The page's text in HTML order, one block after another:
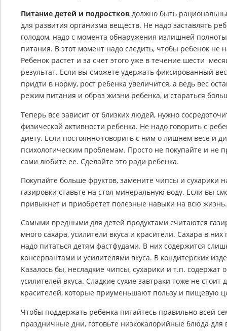
Питание детей и подростков должно быть
для развития организма веществ. Не надо заставлять
голодом, надо с момента обнаружения излишней
питания. В этот момент надо следить, чтобы ребенок
Ребенок растет и за счет этого уже в течение шести
результат. Если вы сможете удержать фиксированный
придти в норму, рост ребенка увеличится, а ведь вес
режим питания и образ жизни ребенка, и стараться
Теперь все зависит от близких людей, нужно
физической активности ребенка. Не надо говорить с
диету. Если постоянно говорить с ним о лишнем весе и
психологическим проблемам. Просто не покупайте и не
сами любите ее. Сделайте это ради ребенка.
Покупайте больше фруктов, замените чипсы и сухарики
газировки ставьте на стол минеральную воду. Если вы
привыкнет и приобретет полезные навыки на всю жизнь.
Самыми вредными для детей продуктами считаются
много сахара, усилители вкуса и красители. Сахара в
надо питаться детям фастфудами. В них содержится
консервантами и усилителями вкуса. В кондитерских
Казалось бы, несладкие чипсы, сухарики и т.п. содержат
усилителей вкуса. Сладкие сухие завтраки тоже не
красителей, которые приуменьшают пользу и пищевую
Чтобы поддержать ребенка питайтесь правильно всей
праздничные дни, готовьте низкокалорийные блюда